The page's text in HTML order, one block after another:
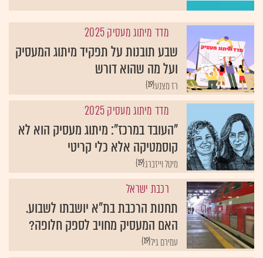
מדד מיתוג מעסיק 2025
שבע תובנות על תפקיד מיתוג המעסיק
ועל מה שהוא דורש
{19}רז מצנע
מדד מיתוג מעסיק 2025
"העובד במרכז": מיתוג מעסיק הוא לא
קוסמטיקה אלא כלי קריטי
{19}מיטל וייזברג
רכבת ישראל
תחנות הרכבת בת"א יושבתו לשבוע.
האם המעסיק מחויב לספק חלופה?
{19}עמירם גיל